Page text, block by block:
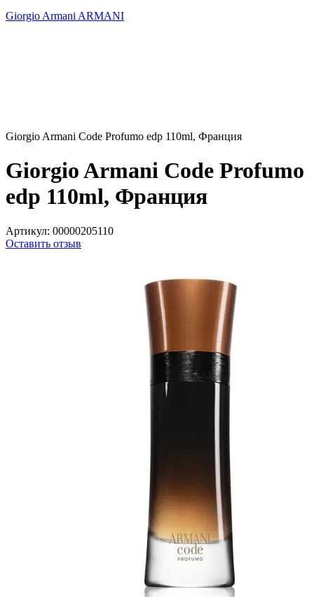
Giorgio Armani ARMANI
Giorgio Armani Code Profumo edp 110ml, Франция
Giorgio Armani Code Profumo
edp 110ml, Франция
Артикул: 00000205110
Оставить отзыв